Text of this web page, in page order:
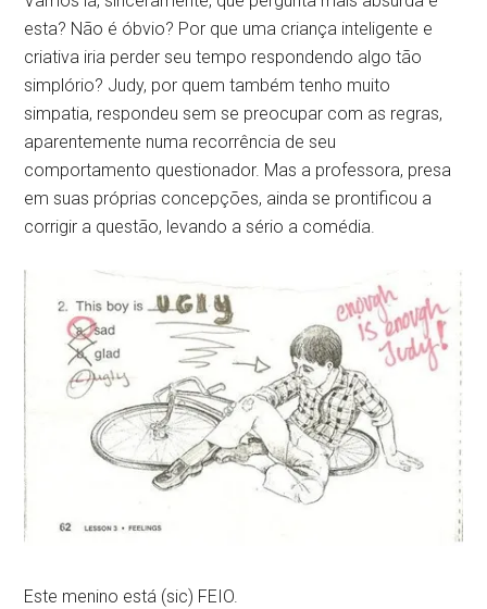
esta? Não é óbvio? Por que uma criança inteligente e
criativa iria perder seu tempo respondendo algo tão
simplório? Judy, por quem também tenho muito
simpatia, respondeu sem se preocupar com as regras,
aparentemente numa recorrência de seu
comportamento questionador. Mas a professora, presa
em suas próprias concepções, ainda se prontificou a
corrigir a questão, levando a sério a comédia.
Este menino está (sic) FEIO.